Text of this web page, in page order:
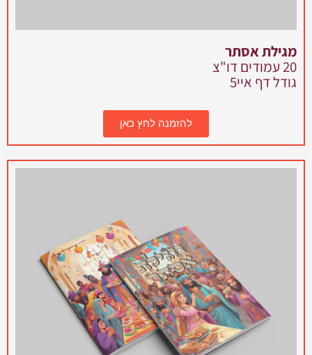
מגילת אסתר
20 עמודים דו"צ
גודל דף איי5
להזמנה לחץ כאן